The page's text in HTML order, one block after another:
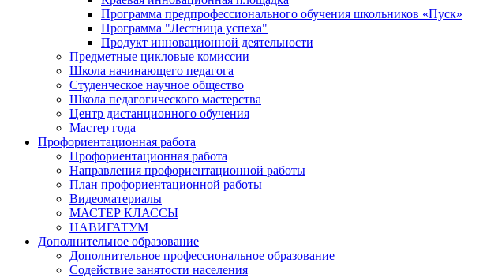
Программа предпрофессионального обучения школьников «Пуск»
Программа "Лестница успеха"
Продукт инновационной деятельности
Предметные цикловые комиссии
Школа начинающего педагога
Студенческое научное общество
Школа педагогического мастерства
Центр дистанционного обучения
Мастер года
Профориентационная работа
Профориентационная работа
Направления профориентационной работы
План профориентационной работы
Видеоматериалы
МАСТЕР КЛАССЫ
НАВИГАТУМ
Дополнительное образование
Дополнительное профессиональное образование
Содействие занятости населения